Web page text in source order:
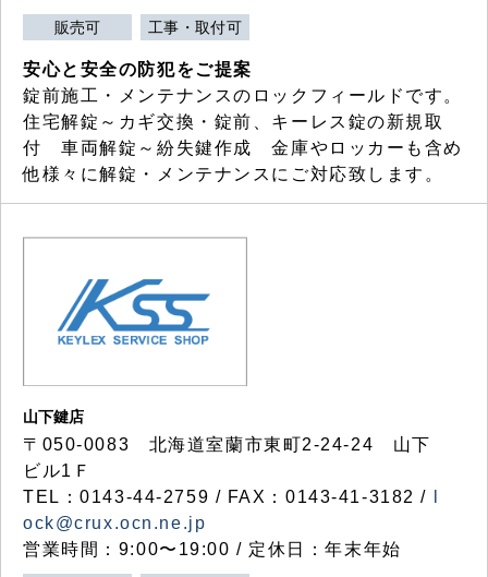
販売可 工事・取付可
安心と安全の防犯をご提案
錠前施工・メンテナンスのロックフィールドです。
住宅解錠～カギ交換・錠前、キーレス錠の新規取
付 車両解錠～紛失鍵作成 金庫やロッカーも含め
他様々に解錠・メンテナンスにご対応致します。
山下鍵店
〒050-0083 北海道室蘭市東町2-24-24 山下
ビル1Ｆ
TEL：0143-44-2759 / FAX：0143-41-3182 /
ock@crux.ocn.ne.jp
営業時間：9:00〜19:00 / 定休日：年末年始